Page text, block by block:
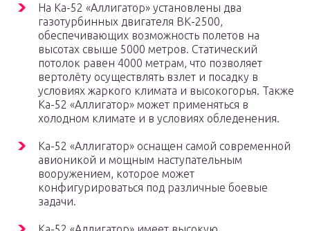
На Ка-52 «Аллигатор» установлены два
газотурбинных двигателя ВК-2500,
обеспечивающих возможность полетов на
высотах свыше 5000 метров. Статический
потолок равен 4000 метрам, что позволяет
вертолёту осуществлять взлет и посадку в
условиях жаркого климата и высокогорья. Также
Ка-52 «Аллигатор» может применяться в
холодном климате и в условиях обледенения.
Ка-52 «Аллигатор» оснащен самой современной
авионикой и мощным наступательным
вооружением, которое может
конфигурироваться под различные боевые
задачи.